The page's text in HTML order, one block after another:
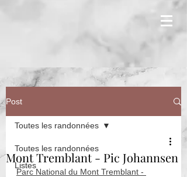
Post
Toutes les randonnées
Listes
Toutes les randonnées
Mont Tremblant - Pic Johannsen
Parc National du Mont Tremblant -